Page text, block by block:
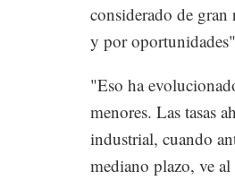
considerado de
y por
"Eso ha
menores. Las tasas
industrial, cuando
mediano plazo, ve al